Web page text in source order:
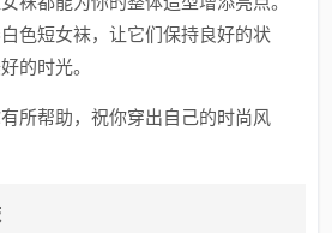
色短女袜，让它们保持良好的状
的时光。
所帮助，祝你穿出自己的时尚风